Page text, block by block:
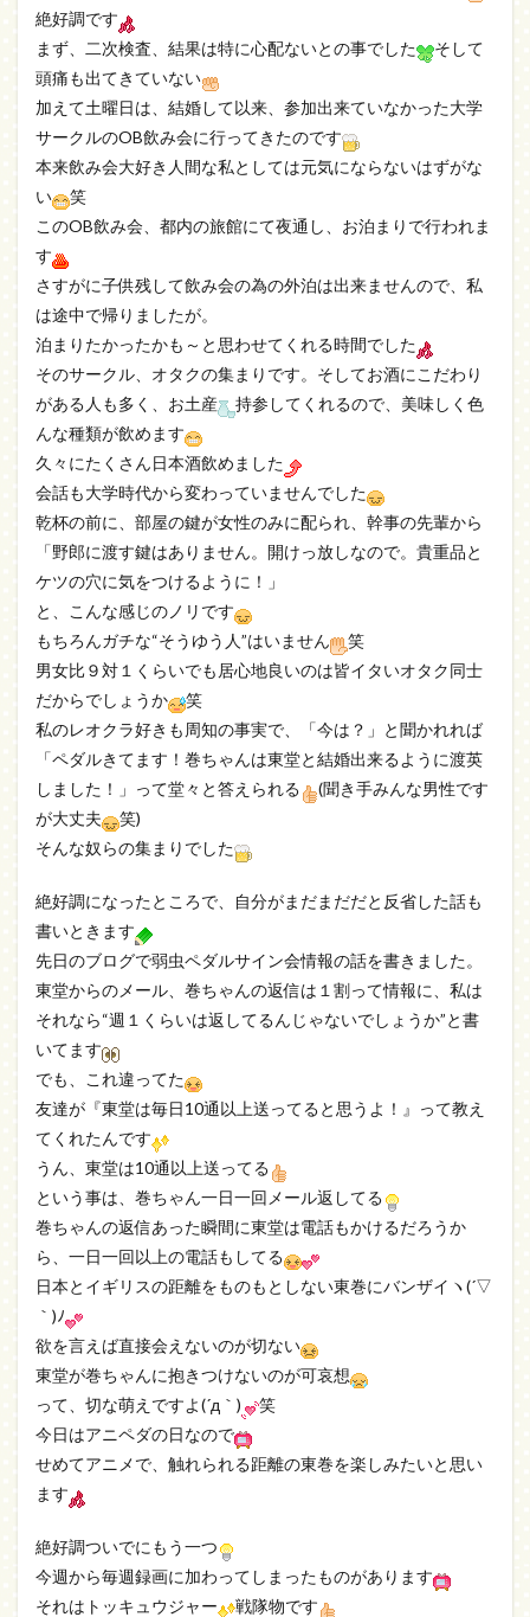
絶好調です
まず、二次検査、結果は特に心配ないとの事でした
そして
頭痛も出てきていない
加えて土曜日は、結婚して以来、参加出来ていなかった大学
サークルのOB飲み会に行ってきたのです
本来飲み会大好き人間な私としては元気にならないはずがな
い
笑
このOB飲み会、都内の旅館にて夜通し、お泊まりで行われま
す
さすがに子供残して飲み会の為の外泊は出来ませんので、私
は途中で帰りましたが。
泊まりたかったかも～と思わせてくれる時間でした
そのサークル、オタクの集まりです。そしてお酒にこだわり
がある人も多く、お土産
持参してくれるので、美味しく色
んな種類が飲めます
久々にたくさん日本酒飲めました
会話も大学時代から変わっていませんでした
乾杯の前に、部屋の鍵が女性のみに配られ、幹事の先輩から
「野郎に渡す鍵はありません。開けっ放しなので。貴重品と
ケツの穴に気をつけるように！」
と、こんな感じのノリです
もちろんガチな“そうゆう人”はいません
笑
男女比９対１くらいでも居心地良いのは皆イタいオタク同士
だからでしょうか
笑
私のレオクラ好きも周知の事実で、「今は？」と聞かれれば
「ペダルきてます！巻ちゃんは東堂と結婚出来るように渡英
しました！」って堂々と答えられる
(聞き手みんな男性です
が大丈夫
笑)
そんな奴らの集まりでした
絶好調になったところで、自分がまだまだだと反省した話も
書いときます
先日のブログで弱虫ペダルサイン会情報の話を書きました。
東堂からのメール、巻ちゃんの返信は１割って情報に、私は
それなら“週１くらいは返してるんじゃないでしょうか”と書
いてます
でも、これ違ってた
友達が『東堂は毎日10通以上送ってると思うよ！』って教え
てくれたんです
うん、東堂は10通以上送ってる
という事は、巻ちゃん一日一回メール返してる
巻ちゃんの返信あった瞬間に東堂は電話もかけるだろうか
ら、一日一回以上の電話もしてる
日本とイギリスの距離をものもとしない東巻にバンザイヽ(´▽
｀)ﾉ
欲を言えば直接会えないのが切ない
東堂が巻ちゃんに抱きつけないのが可哀想
って、切な萌えですよ(´д｀)
笑
今日はアニペダの日なので
せめてアニメで、触れられる距離の東巻を楽しみたいと思い
ます
絶好調ついでにもう一つ
今週から毎週録画に加わってしまったものがあります
それはトッキュウジャー
戦隊物です